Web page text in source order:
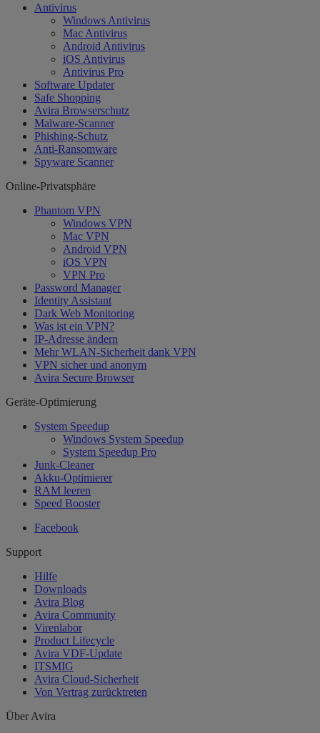
Antivirus
Windows Antivirus
Mac Antivirus
Android Antivirus
iOS Antivirus
Antivirus Pro
Software Updater
Safe Shopping
Avira Browserschutz
Malware-Scanner
Phishing-Schutz
Anti-Ransomware
Spyware Scanner
Online-Privatsphäre
Phantom VPN
Windows VPN
Mac VPN
Android VPN
iOS VPN
VPN Pro
Password Manager
Identity Assistant
Dark Web Monitoring
Was ist ein VPN?
IP-Adresse ändern
Mehr WLAN-Sicherheit dank VPN
VPN sicher und anonym
Avira Secure Browser
Geräte-Optimierung
System Speedup
Windows System Speedup
System Speedup Pro
Junk-Cleaner
Akku-Optimierer
RAM leeren
Speed Booster
Facebook
Support
Hilfe
Downloads
Avira Blog
Avira Community
Virenlabor
Product Lifecycle
Avira VDF-Update
ITSMIG
Avira Cloud-Sicherheit
Von Vertrag zurücktreten
Über Avira